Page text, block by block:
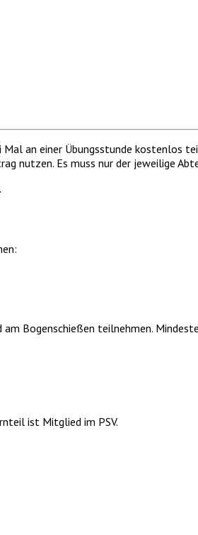
an einer Übungsstunde kostenlos
nutzen. Es muss nur der jeweilige
Bogenschießen teilnehmen.
ist Mitglied im PSV.